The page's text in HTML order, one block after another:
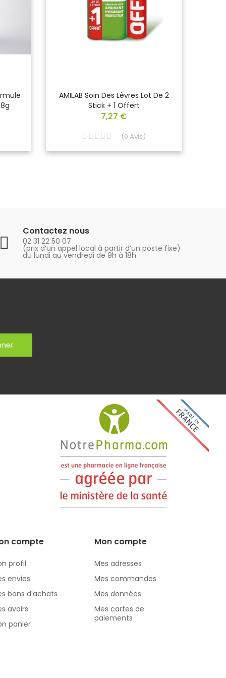
AMILAB Soin Des Lèvres Lot De 2
Stick + 1 Offert
7,27 €
(0 Avis)
Contactez nous
02 31 22 50 07
(prix d’un appel local à partir d’un poste fixe)
du lundi au vendredi de 9h à 18h
compte
profil
envies
bons d'achats
avoirs
panier
Mon compte
Mes adresses
Mes commandes
Mes données
Mes cartes de
paiements